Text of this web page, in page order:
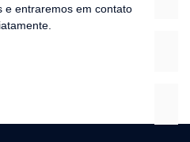
e entraremos em contato